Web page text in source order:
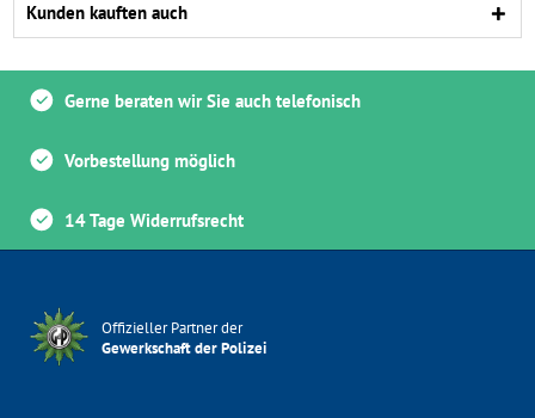
Kunden kauften auch
Gerne beraten wir Sie auch telefonisch
Vorbestellung möglich
14 Tage Widerrufsrecht
Offizieller Partner der
Gewerkschaft der Polizei